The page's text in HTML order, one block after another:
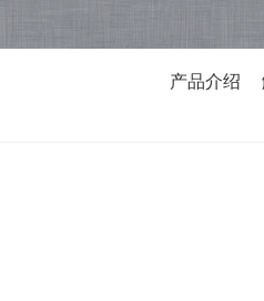
产品介绍